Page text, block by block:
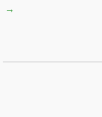
колеи
→